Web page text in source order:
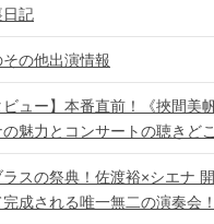
日記
の他出演情報
ビュー】本番直前！《挾間美
魅力とコンサートの聴きど
ラスの祭典！佐渡裕×シエナ
成される唯一無二の演奏会！